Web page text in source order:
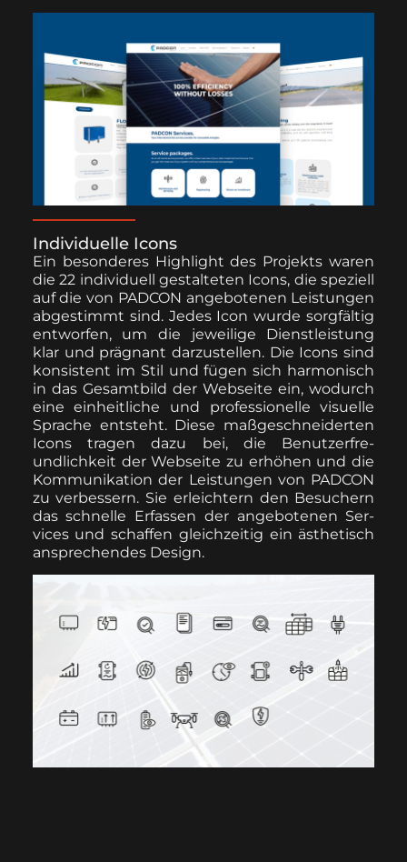
Individuelle Icons
Ein beson­deres High­light des Pro­jek­ts waren
die 22 indi­vidu­ell gestal­teten Icons, die speziell
auf die von PADCON ange­bote­nen Leis­tun­gen
abges­timmt sind. Jedes Icon wurde sorgfältig
ent­wor­fen, um die jew­eilige Dien­stleis­tung
klar und präg­nant darzustellen. Die Icons sind
kon­sis­tent im Stil und fügen sich har­monisch
in das Gesamt­bild der Web­seite ein, wodurch
eine ein­heitliche und pro­fes­sionelle visuelle
Sprache entste­ht. Diese maßgeschnei­derten
Icons tra­gen dazu bei, die Benutzer­fre­
undlichkeit der Web­seite zu erhöhen und die
Kom­mu­nika­tion der Leis­tun­gen von PADCON
zu verbessern. Sie erle­ichtern den Besuch­ern
das schnelle Erfassen der ange­bote­nen Ser­
vices und schaf­fen gle­ichzeit­ig ein ästhetisch
ansprechen­des Design.